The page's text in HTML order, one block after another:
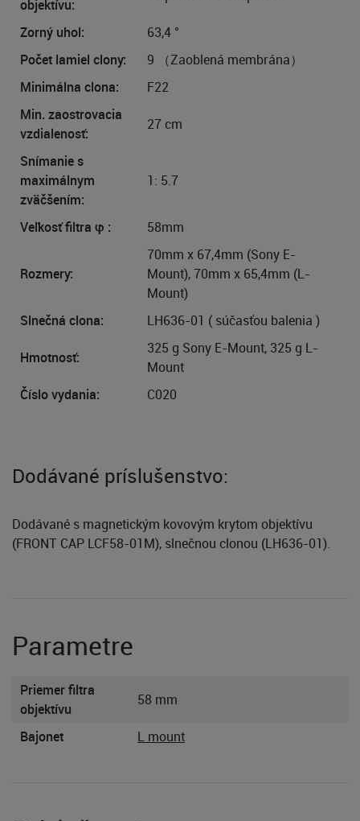
objektívu:
Zorný uhol:
63,4 °
Počet lamiel clony:
9 （Zaoblená membrána）
Minimálna clona:
F22
Min. zaostrovacia
vzdialenosť:
27 cm
Snímanie s
maximálnym
zväčšením:
1: 5.7
Veľkosť filtra φ : 58mm
Rozmery:
70mm x 67,4mm (Sony E-
Mount), 70mm x 65,4mm (L-
Mount)
Slnečná clona:
LH636-01 ( súčasťou balenia )
Hmotnosť:
325 g Sony E-Mount, 325 g L-
Mount
Číslo vydania:
C020
Dodávané príslušenstvo:
Dodávané s magnetickým kovovým krytom objektívu
(FRONT CAP LCF58-01M), slnečnou clonou (LH636-01).
Parametre
Priemer filtra
objektívu
58 mm
Bajonet L mount